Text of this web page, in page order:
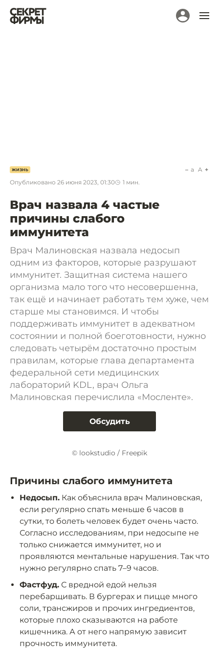
ЖИЗНЬ
Опубликовано 26 июня 2023, 01:30 1 мин.
a A
Врач назвала 4 частые
причины слабого
иммунитета
Врач Малиновская назвала недосып
одним из факторов, которые разрушают
иммунитет. Защитная система нашего
организма мало того что несовершенна,
так ещё и начинает работать тем хуже, чем
старше мы становимся. И чтобы
поддерживать иммунитет в адекватном
состоянии и полной боеготовности, нужно
следовать четырём достаточно простым
правилам, которые глава департамента
федеральной сети медицинских
лабораторий KDL, врач Ольга
Малиновская перечислила «Мосленте».
Обсудить
© lookstudio / Freepik
Причины слабого иммунитета
Недосып. Как объяснила врач Малиновская,
если регулярно спать меньше 6 часов в
сутки, то болеть человек будет очень часто.
Согласно исследованиям, при недосыпе не
только снижается иммунитет, но и
проявляются ментальные нарушения. Так что
нужно регулярно спать 7–9 часов.
Фастфуд. С вредной едой нельзя
перебарщивать. В бургерах и пицце много
соли, трансжиров и прочих ингредиентов,
которые плохо сказываются на работе
кишечника. А от него напрямую зависит
прочность иммунитета.